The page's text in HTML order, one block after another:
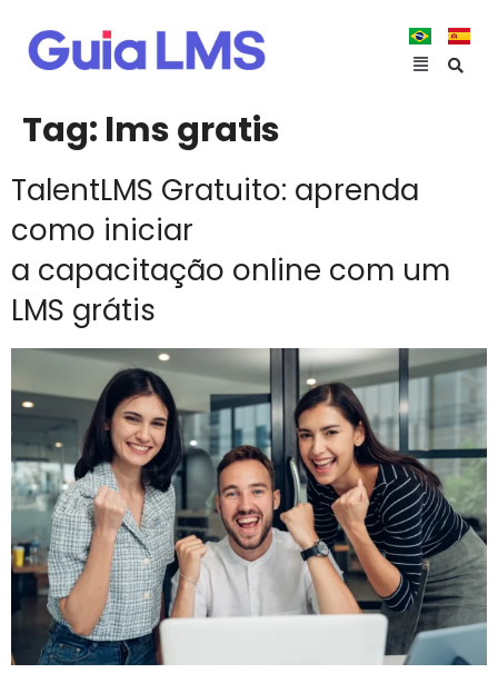
Tag: lms gratis
TalentLMS Gratuito: aprenda
como iniciar
a capacitação online com um
LMS grátis